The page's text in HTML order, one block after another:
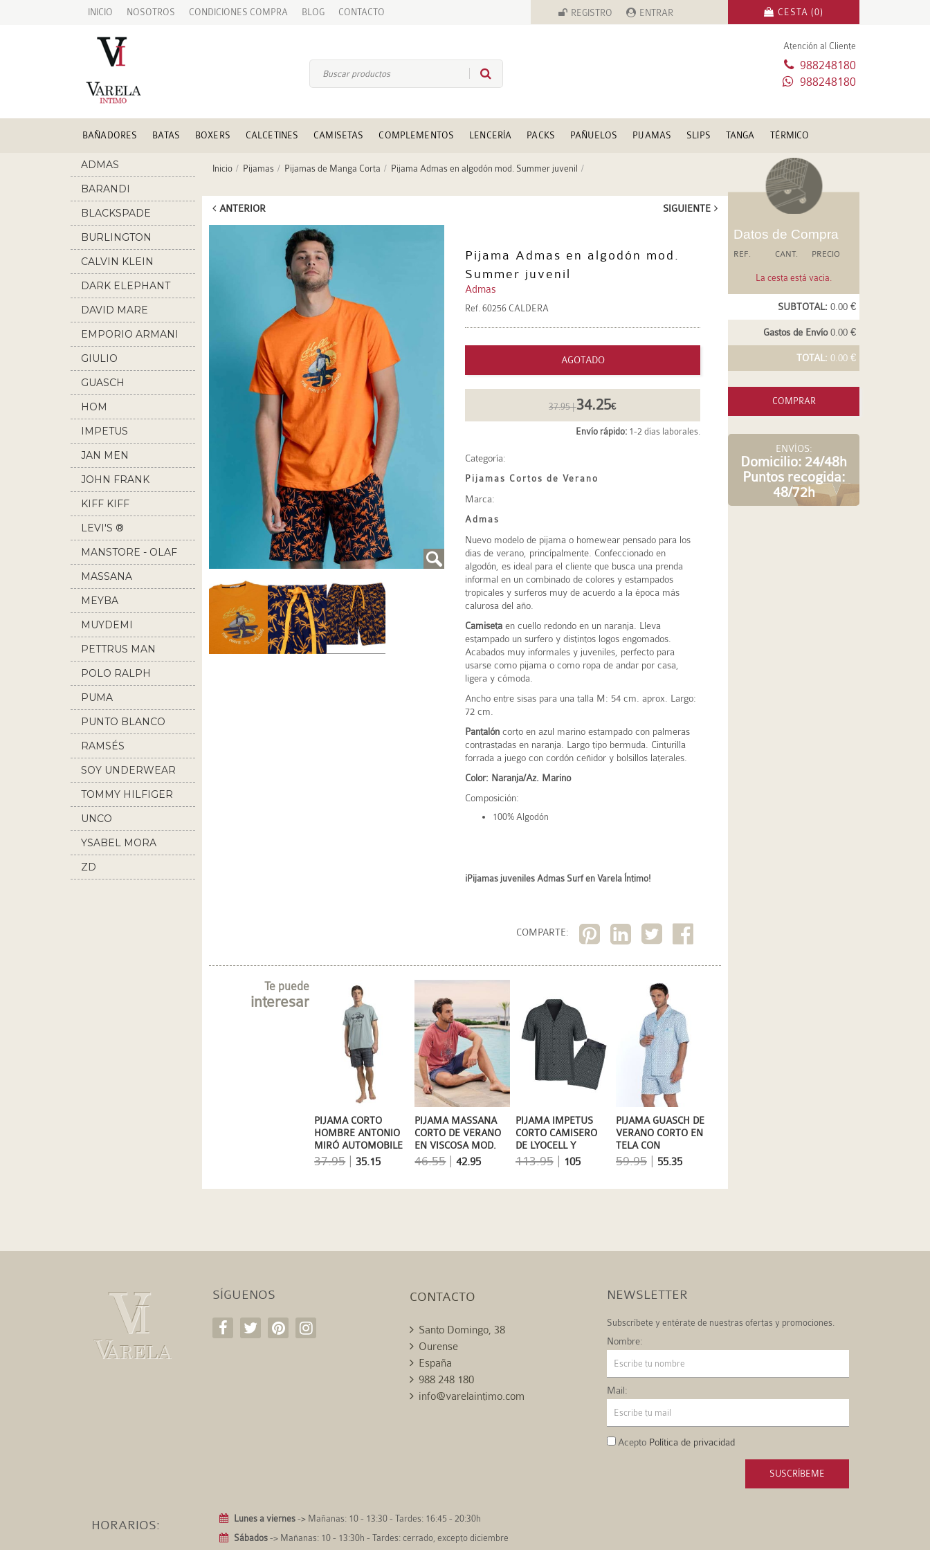
INICIO NOSOTROS CONDICIONES COMPRA BLOG CONTACTO REGISTRO ENTRAR CESTA (0)
Atención al Cliente
988248180
988248180
BAÑADORES BATAS BOXERS CALCETINES CAMISETAS COMPLEMENTOS LENCERÍA PACKS PAÑUELOS PIJAMAS SLIPS TANGA TÉRMICO
ADMAS
BARANDI
BLACKSPADE
BURLINGTON
CALVIN KLEIN
DARK ELEPHANT
DAVID MARE
EMPORIO ARMANI
GIULIO
GUASCH
HOM
IMPETUS
JAN MEN
JOHN FRANK
KIFF KIFF
LEVI'S ®
MANSTORE - OLAF
BENZ
MASSANA
MEYBA
MUYDEMI
PETTRUS MAN
POLO RALPH
LAUREN
PUMA
PUNTO BLANCO
RAMSÉS
SOY UNDERWEAR
TOMMY HILFIGER
UNCO
YSABEL MORA
ZD
Inicio Pijamas Pijamas de Manga Corta Pijama Admas en algodón mod. Summer juvenil
ANTERIOR SIGUIENTE
Pijama Admas en algodón mod.
Summer juvenil
Admas
Ref. 60256 CALDERA
AGOTADO
37.95 |34.25€
Envío rápido: 1-2 días laborales.
Categoría:
Pijamas Cortos de Verano
Marca:
Admas
Nuevo modelo de pijama o homewear pensado para los
dias de verano, princípalmente. Confeccionado en
algodón, es ideal para el cliente que busca una prenda
informal en un combinado de colores y estampados
tropicales y surferos muy de acuerdo a la época más
calurosa del año.
Camiseta en cuello redondo en un naranja. Lleva
estampado un surfero y distintos logos engomados.
Acabados muy informales y juveniles, perfecto para
usarse como pijama o como ropa de andar por casa,
ligera y cómoda.
Ancho entre sisas para una talla M: 54 cm. aprox. Largo:
72 cm.
Pantalón corto en azul marino estampado con palmeras
contrastadas en naranja. Largo tipo bermuda. Cinturilla
forrada a juego con cordón ceñidor y bolsillos laterales.
Color: Naranja/Az. Marino
Composición:
100% Algodón
¡Pijamas juveniles Admas Surf en Varela Íntimo!
COMPARTE:
PIJAMA GUASCH DE
VERANO CORTO EN
TELA CON
ESTAMPADO
GEOMÉTRICO
59.95| 55.35
PIJAMA IMPETUS
CORTO CAMISERO
DE LYOCELL Y
ALGODÓN
ESTAMPADO
113.95| 105
PIJAMA MASSANA
CORTO DE VERANO
EN VISCOSA MOD.
SAILOR
46.55|42.95
PIJAMA CORTO
HOMBRE ANTONIO
MIRÓ AUTOMOBILE
37.95|35.15
Te puede
interesar
Datos de Compra
REF. CANT. PRECIO
La cesta está vacia.
SUBTOTAL: 0.00 €
Gastos de Envío0.00 €
TOTAL: 0.00 €
COMPRAR
ENVÍOS:
Domicilio: 24/48h
Puntos recogida:
48/72h
SÍGUENOS CONTACTO
Santo Domingo, 38
Ourense
España
988 248 180
info@varelaintimo.com
NEWSLETTER
Subscríbete y entérate de nuestras ofertas y promociones.
Nombre:
Mail:
Acepto Política de privacidad
SUSCRÍBEME
HORARIOS: Lunes a viernes -> Mañanas: 10 - 13:30 - Tardes: 16:45 - 20:30h
Sábados -> Mañanas: 10 - 13:30h - Tardes: cerrado, excepto diciembre